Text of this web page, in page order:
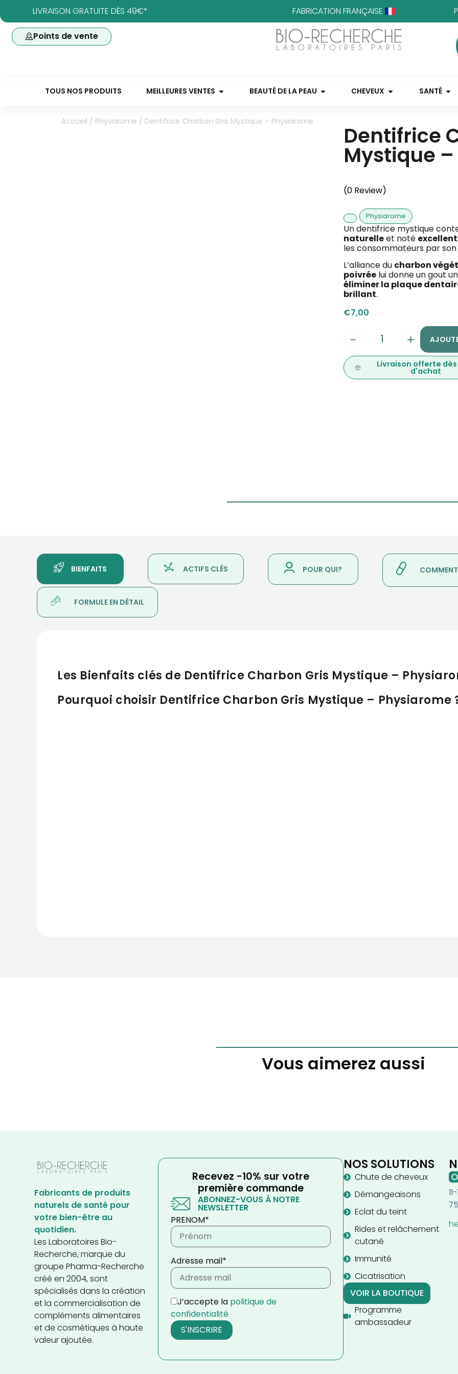
LIVRAISON GRATUITE DÈS 49€* FABRICATION FRANÇAISE
Points de vente
TOUS NOS PRODUITS MEILLEURES VENTES BEAUTÉ DE LA PEAU CHEVEUX SANTÉ
Accueil / Physiarome / Dentifrice Charbon Gris Mystique – Physiarome
Dentifrice
Mystique
(0 Review)
Physiarome
Un dentifrice mystique
naturelleet noté
les consommateurs par
L’alliance du charbon
poivrée lui donne un gout
éliminer la plaque
brillant.
€7,00
Livraison offerte
d'achat
BIENFAITS ACTIFS CLÉS POUR QUI?
FORMULE EN DÉTAIL
Les Bienfaits clés de Dentifrice Charbon Gris Mystique –
Pourquoi choisir Dentifrice Charbon Gris Mystique – Physiarome
Vous aimerez aussi
Fabricants de produits
naturels de santé pour
votre bien-être au
quotidien.
Les Laboratoires Bio-
Recherche, marque du
groupe Pharma-Recherche
créé en 2004, sont
spécialisés dans la création
et la commercialisation de
compléments alimentaires
et de cosmétiques à haute
valeur ajoutée.
Recevez -10% sur votre
première commande
ABONNEZ-VOUS À NOTRE
NEWSLETTER
PRENOM*
Adresse mail*
J’accepte la politique de
confidentialité
NOS SOLUTIONS
Chute de cheveux
Démangeaisons
Eclat du teint
Rides et relâchement
cutané
Immunité
Cicatrisation
VOIR LA BOUTIQUE
Programme
ambassadeur